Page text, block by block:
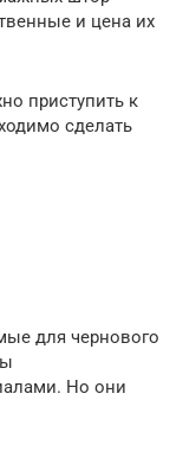
и цена их
приступить к
сделать
для чернового
Но они